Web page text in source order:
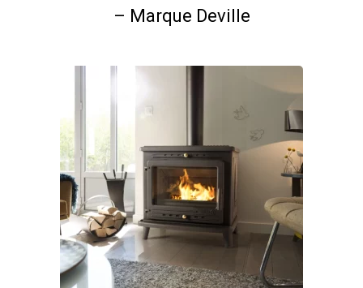
– Marque Deville